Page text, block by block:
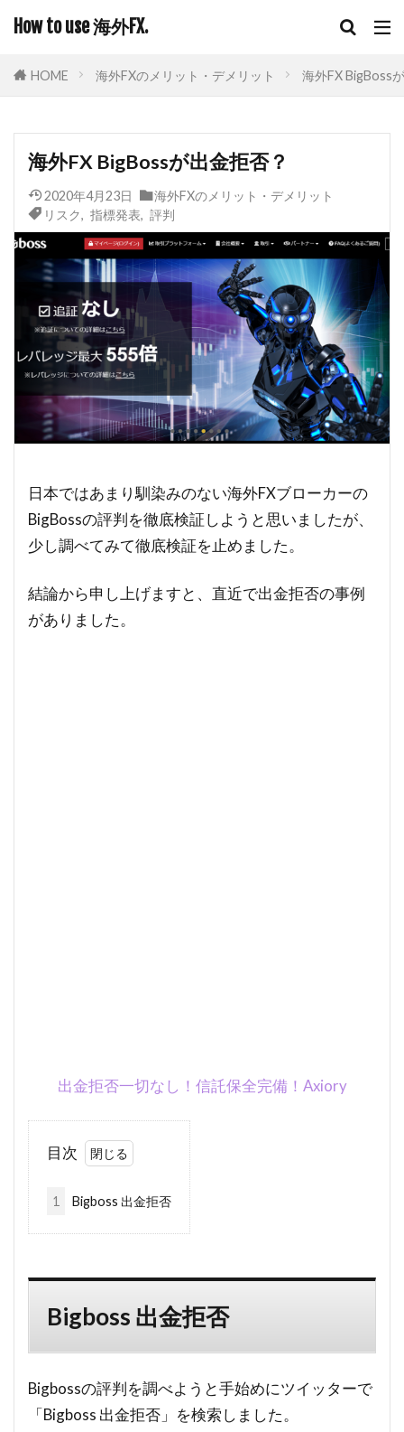
How to use 海外FX.
HOME 海外FXのメリット・デメリット 海外FX BigBoss
海外FX BigBossが出金拒否？
2020年4月23日
海外FXのメリット・デメリット
リスク
指標発表 評判
日本ではあまり馴染みのない海外FXブローカーの
BigBossの評判を徹底検証しようと思いましたが、
少し調べてみて徹底検証を止めました。
結論から申し上げますと、直近で出金拒否の事例
がありました。
出金拒否一切なし！信託保全完備！Axiory
目次
1 Bigboss 出金拒否
Bigboss 出金拒否
Bigbossの評判を調べようと手始めにツイッターで
「Bigboss 出金拒否」を検索しました。